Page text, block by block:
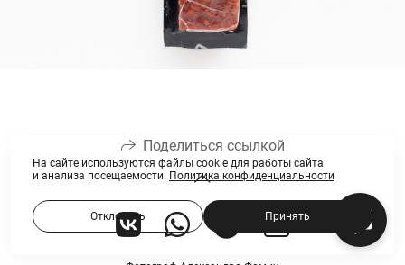
Поделиться ссылкой
На сайте используются файлы cookie для работы сайта
и анализа посещаемости. Политика конфиденциальности
Отклонить Принять